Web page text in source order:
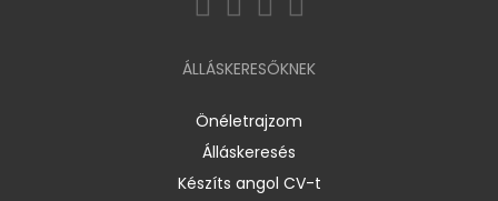
ÁLLÁSKERESŐKNEK
Önéletrajzom
Álláskeresés
Készíts angol CV-t